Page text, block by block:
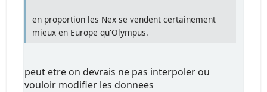
en proportion les Nex se vendent certainement
mieux en Europe qu'Olympus.
peut etre on devrais ne pas interpoler ou
vouloir modifier les donnees